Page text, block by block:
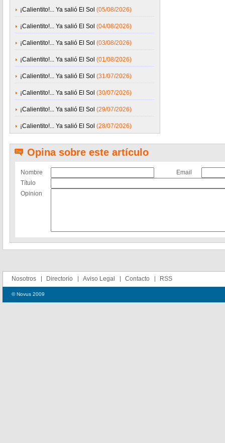
¡Calientito!... Ya salió El Sol (05/08/2026)
¡Calientito!... Ya salió El Sol (04/08/2026)
¡Calientito!... Ya salió El Sol (03/08/2026)
¡Calientito!... Ya salió El Sol (01/08/2026)
¡Calientito!... Ya salió El Sol (31/07/2026)
¡Calientito!... Ya salió El Sol (30/07/2026)
¡Calientito!... Ya salió El Sol (29/07/2026)
¡Calientito!... Ya salió El Sol (28/07/2026)
Opina sobre este artículo
Nombre
Email
Título
Opinion
Nosotros Directorio Aviso Legal Contacto RSS
© Novus 2009